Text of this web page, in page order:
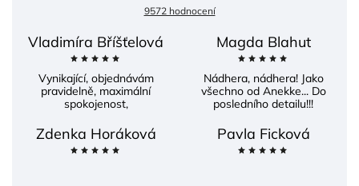
9572 hodnocení
Vladimíra Bříšťelová
Vynikající, objednávám
pravidelně, maximální
spokojenost,
Magda Blahut
Nádhera, nádhera! Jako
všechno od Anekke... Do
posledního detailu!!!
Zdenka Horáková Pavla Ficková